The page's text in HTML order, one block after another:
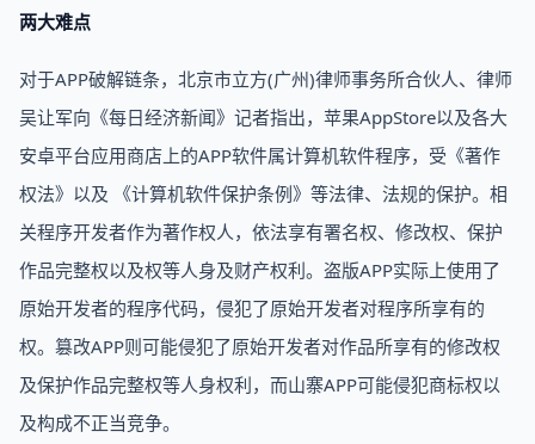
两大难点
对于APP破解链条，北京市立方(广州)律师事务所合伙人、律师
吴让军向《每日经济新闻》记者指出，苹果AppStore以及各大
安卓平台应用商店上的APP软件属计算机软件程序，受《著作
权法》以及 《计算机软件保护条例》等法律、法规的保护。相
关程序开发者作为著作权人，依法享有署名权、修改权、保护
作品完整权以及权等人身及财产权利。盗版APP实际上使用了
原始开发者的程序代码，侵犯了原始开发者对程序所享有的
权。篡改APP则可能侵犯了原始开发者对作品所享有的修改权
及保护作品完整权等人身权利，而山寨APP可能侵犯商标权以
及构成不正当竞争。